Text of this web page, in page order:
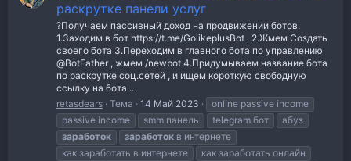
раскрутке панели услуг
?Получаем пассивный доход на продвижении ботов.
1.Заходим в бот https://t.me/GolikeplusBot . 2.Жмем Создать
своего бота 3.Переходим в главного бота по управлению
@BotFather , жмем /newbot 4.Придумываем название бота
по раскрутке соц.сетей , и ищем короткую свободную
ссылку на бота...
retasdears Тема 14 Май 2023
online passive income
passive income
smm панель telegram бот
абуз
заработок
заработок в интернете
как заработать в интернете
как заработать онлайн